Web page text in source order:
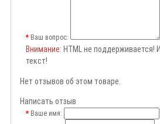
Ваш вопрос:
Внимание: HTML не поддерживается!
текст!
Нет отзывов об этом товаре.
Написать отзыв
Ваше имя: